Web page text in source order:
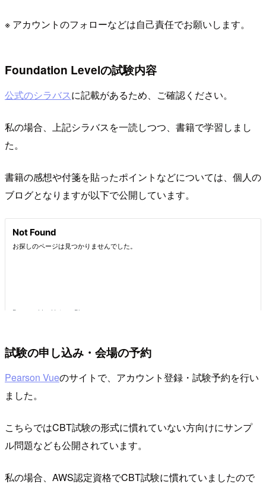
※ アカウントのフォローなどは自己責任でお願いします。
Foundation Levelの試験内容
公式のシラバスに記載があるため、ご確認ください。
私の場合、上記シラバスを一読しつつ、書籍で学習しまし
た。
書籍の感想や付箋を貼ったポイントなどについては、個人の
ブログとなりますが以下で公開しています。
試験の申し込み・会場の予約
Pearson Vueのサイトで、アカウント登録・試験予約を行い
ました。
こちらではCBT試験の形式に慣れていない方向けにサンプ
ル問題なども公開されています。
私の場合、AWS認定資格でCBT試験に慣れていましたので